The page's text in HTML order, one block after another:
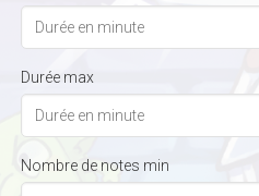
Durée max
Nombre de notes min